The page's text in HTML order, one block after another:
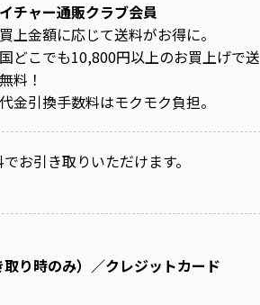
チャー通販クラブ会員
上金額に応じて送料がお得に。
どこでも10,800円以上のお買上げで送
料！
代金引換手数料はモクモク負担。
お引き取りいただけます。
り時のみ）／クレジットカード